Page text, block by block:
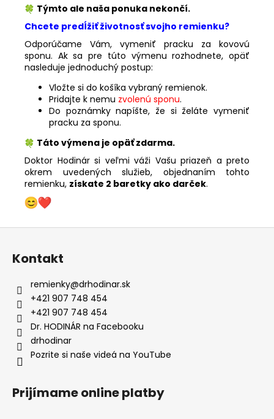
Týmto ale naša ponuka nekončí.
Chcete predĺžiť životnosť svojho remienku?
Odporúčame Vám, vymeniť pracku za kovovú
sponu. Ak sa pre túto výmenu rozhodnete, opäť
nasleduje jednoduchý postup:
Vložte si do košíka vybraný remienok.
Pridajte k nemu zvolenú sponu.
Do poznámky napíšte, že si želáte vymeniť
pracku za sponu.
Táto výmena je opäť zdarma.
Doktor Hodinár si veľmi váži Vašu priazeň a preto
okrem uvedených služieb, objednaním tohto
remienku, získate 2 baretky ako darček.
Z
Kontakt
remienky@drhodinar.sk
+421 907 748 454
+421 907 748 454
Dr. HODINÁR na Facebooku
drhodinar
Pozrite si naše videá na YouTube
Prijímame online platby